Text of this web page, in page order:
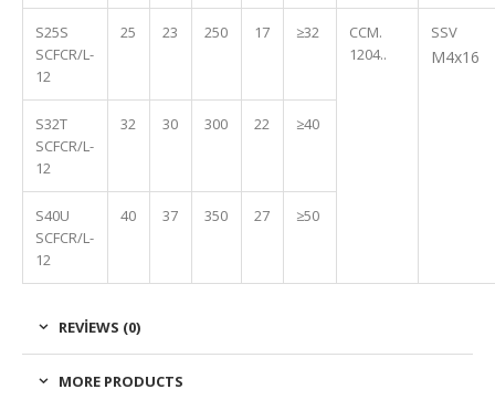
S25S
SCFCR/L-
12
25 23 250 17 ≥32
CCM.
1204..
SSV
M4x16
S32T
SCFCR/L-
12
32 30 300 22 ≥40
S40U
SCFCR/L-
12
40 37 350 27 ≥50
REVIEWS (0)
MORE PRODUCTS